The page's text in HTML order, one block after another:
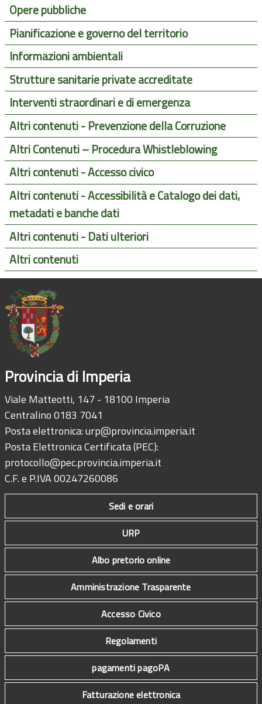
Opere pubbliche
Pianificazione e governo del territorio
Informazioni ambientali
Strutture sanitarie private accreditate
Interventi straordinari e di emergenza
Altri contenuti - Prevenzione della Corruzione
Altri Contenuti – Procedura Whistleblowing
Altri contenuti - Accesso civico
Altri contenuti - Accessibilità e Catalogo dei dati,
metadati e banche dati
Altri contenuti - Dati ulteriori
Altri contenuti
Provincia di Imperia
Viale Matteotti, 147 - 18100 Imperia
Centralino 0183 7041
Posta elettronica:urp@provincia.imperia.it
Posta Elettronica Certificata (PEC):
protocollo@pec.provincia.imperia.it
C.F. e P.IVA 00247260086
Sedi e orari
URP
Albo pretorio online
Amministrazione Trasparente
Accesso Civico
Regolamenti
pagamenti pagoPA
Fatturazione elettronica